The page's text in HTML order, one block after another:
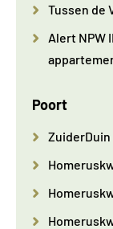
Tussen de
Alert NPW
Poort
ZuiderDuin